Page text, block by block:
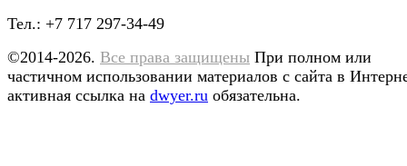
Тел.: +7 717 297-34-49
©2014-2026. Все права защищены При полном или
частичном использовании материалов с сайта в
активная ссылка на dwyer.ru обязательна.